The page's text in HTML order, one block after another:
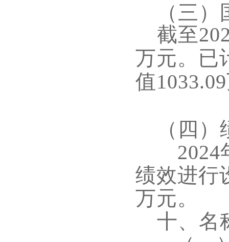
（三
截至
万元。已
值1033.09
（四
2024
绩效进行
万元。
十、名